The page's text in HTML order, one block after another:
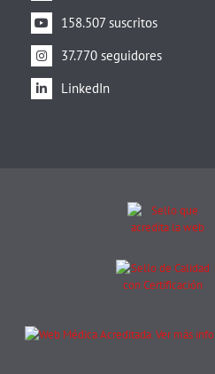
158.507 suscritos
37.770 seguidores
LinkedIn